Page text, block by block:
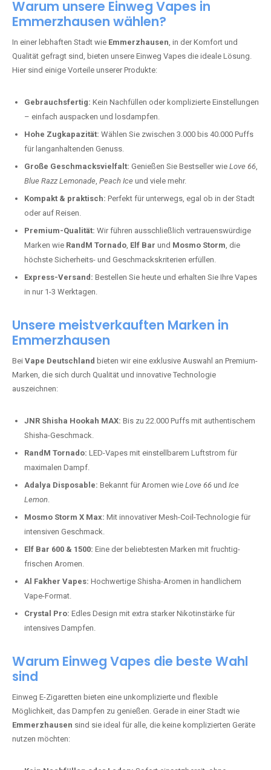
Warum unsere Einweg Vapes in
Emmerzhausen wählen?
In einer lebhaften Stadt wie Emmerzhausen, in der Komfort und
Qualität gefragt sind, bieten unsere Einweg Vapes die ideale Lösung.
Hier sind einige Vorteile unserer Produkte:
Gebrauchsfertig: Kein Nachfüllen oder komplizierte Einstellungen
– einfach auspacken und losdampfen.
Hohe Zugkapazität: Wählen Sie zwischen 3.000 bis 40.000 Puffs
für langanhaltenden Genuss.
Große Geschmacksvielfalt: Genießen Sie Bestseller wie Love 66,
Blue Razz Lemonade, Peach Ice und viele mehr.
Kompakt & praktisch: Perfekt für unterwegs, egal ob in der Stadt
oder auf Reisen.
Premium-Qualität: Wir führen ausschließlich vertrauenswürdige
Marken wie RandM Tornado, Elf Bar und Mosmo Storm, die
höchste Sicherheits- und Geschmackskriterien erfüllen.
Express-Versand: Bestellen Sie heute und erhalten Sie Ihre Vapes
in nur 1-3 Werktagen.
Unsere meistverkauften Marken in
Emmerzhausen
Bei Vape Deutschland bieten wir eine exklusive Auswahl an Premium-
Marken, die sich durch Qualität und innovative Technologie
auszeichnen:
JNR Shisha Hookah MAX: Bis zu 22.000 Puffs mit authentischem
Shisha-Geschmack.
RandM Tornado: LED-Vapes mit einstellbarem Luftstrom für
maximalen Dampf.
Adalya Disposable: Bekannt für Aromen wie Love 66 und Ice
Lemon.
Mosmo Storm X Max: Mit innovativer Mesh-Coil-Technologie für
intensiven Geschmack.
Elf Bar 600 & 1500: Eine der beliebtesten Marken mit fruchtig-
frischen Aromen.
Al Fakher Vapes: Hochwertige Shisha-Aromen in handlichem
Vape-Format.
Crystal Pro: Edles Design mit extra starker Nikotinstärke für
intensives Dampfen.
Warum Einweg Vapes die beste Wahl
sind
Einweg E-Zigaretten bieten eine unkomplizierte und flexible
Möglichkeit, das Dampfen zu genießen. Gerade in einer Stadt wie
Emmerzhausen sind sie ideal für alle, die keine komplizierten Geräte
nutzen möchten: